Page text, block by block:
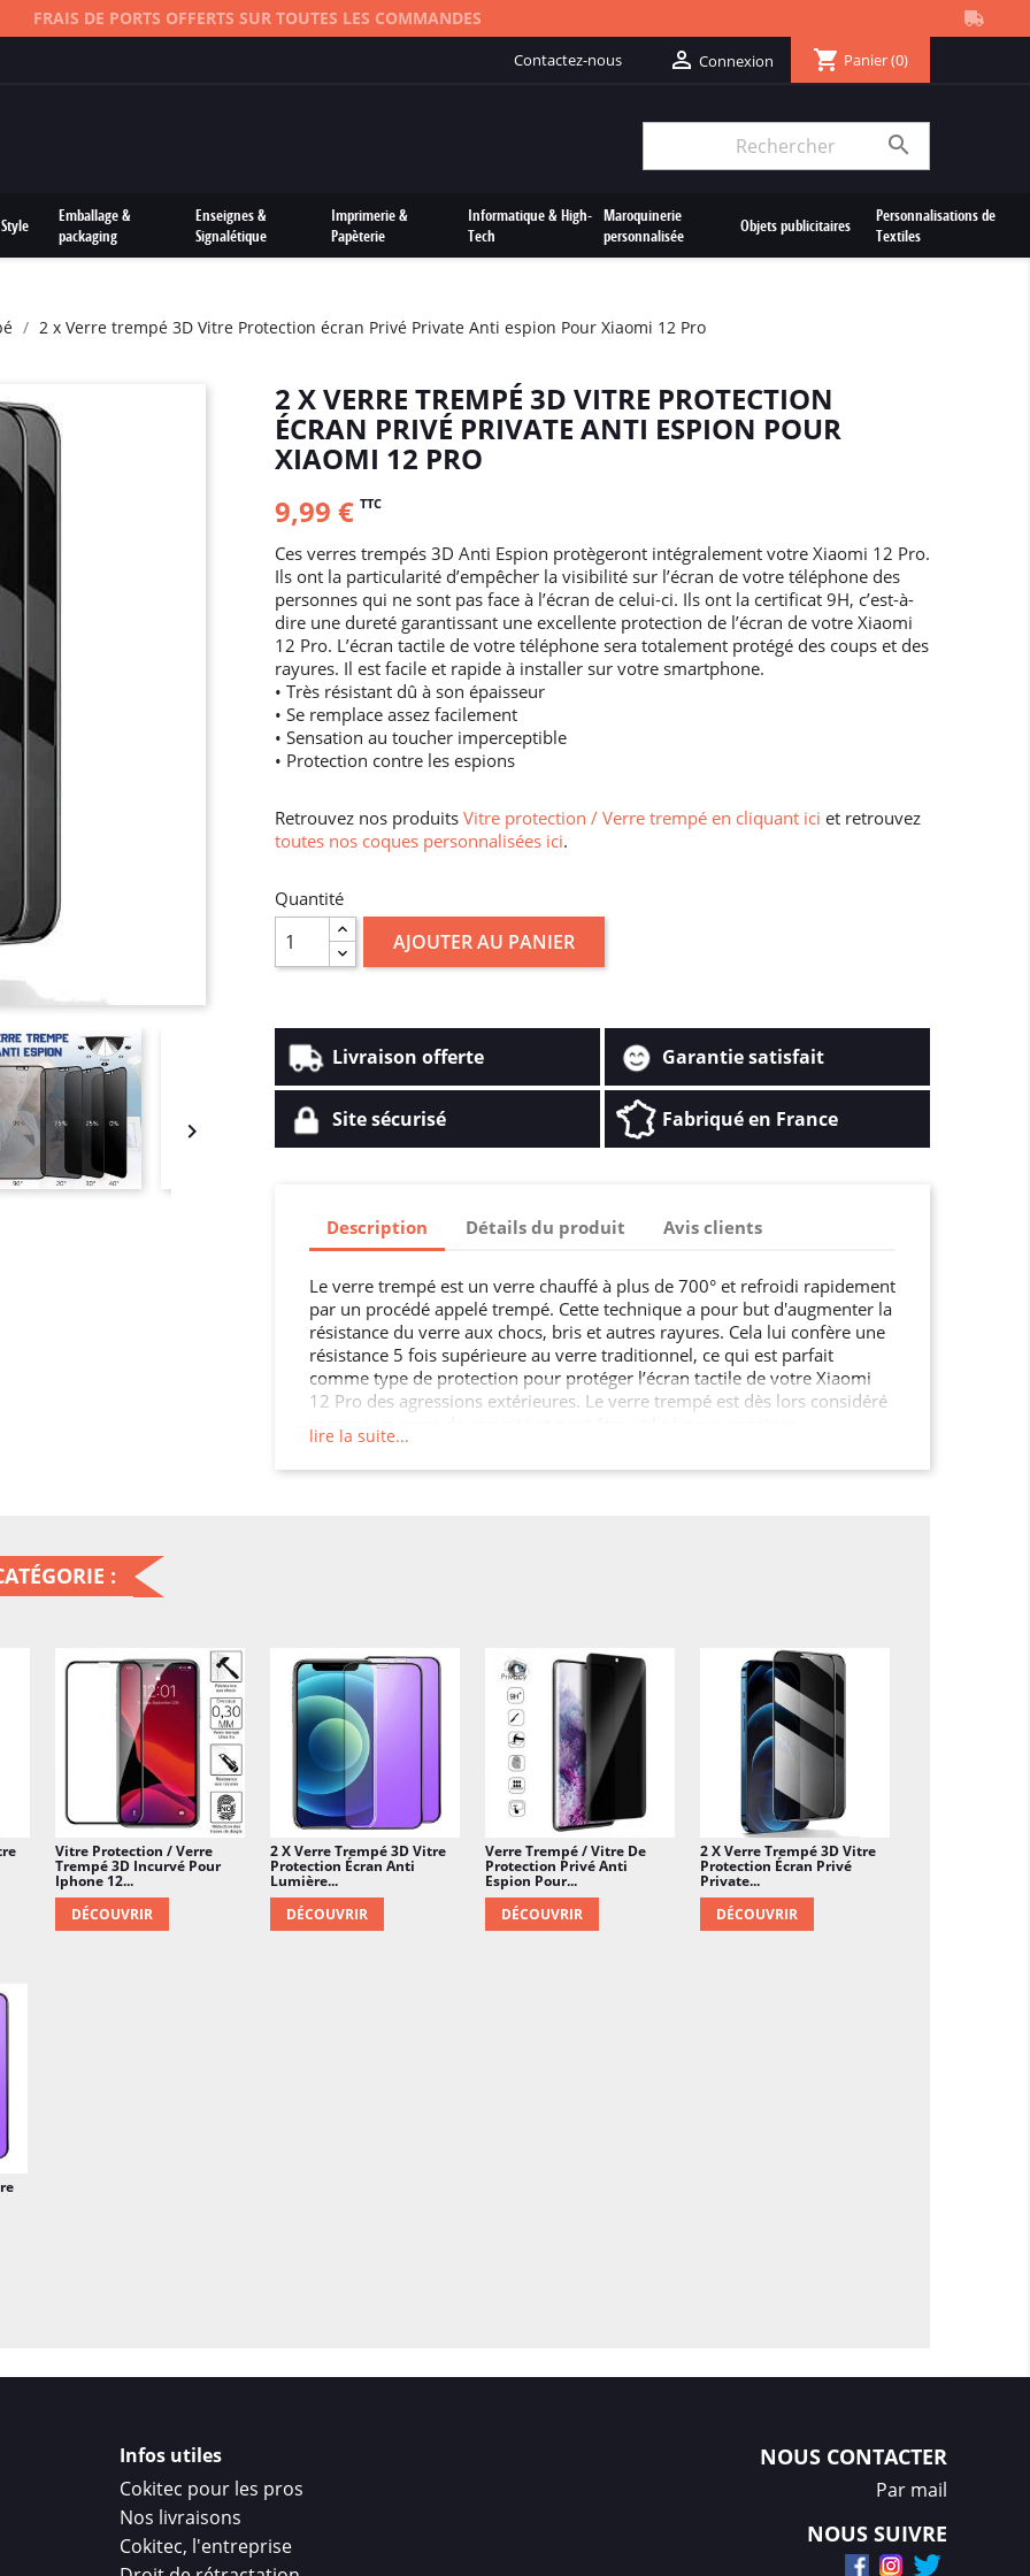
FRAIS DE PORTS OFFERTS SUR TOUTES LES COMMANDES
Contactez-nous  Connexion shopping_cart Panier(0)

Emballage &
packaging
Enseignes &
Signalétique
Imprimerie &
Papèterie
Informatique & High-
Tech
Maroquinerie
personnalisée
Objets publicitaires
Personnalisations de
Textiles
2 x Verre trempé 3D Vitre Protection écran Privé Private Anti espion Pour Xiaomi 12 Pro

2 X VERRE TREMPÉ 3D VITRE PROTECTION
ÉCRAN PRIVÉ PRIVATE ANTI ESPION POUR
XIAOMI 12 PRO
9,99 € TTC
Ces verres trempés 3D Anti Espion protègeront intégralement votre Xiaomi 12 Pro.
Ils ont la particularité d’empêcher la visibilité sur l’écran de votre téléphone des
personnes qui ne sont pas face à l’écran de celui-ci. Ils ont la certificat 9H, c’est-à-
dire une dureté garantissant une excellente protection de l’écran de votre Xiaomi
12 Pro. L’écran tactile de votre téléphone sera totalement protégé des coups et des
rayures. Il est facile et rapide à installer sur votre smartphone.
• Très résistant dû à son épaisseur
• Se remplace assez facilement
• Sensation au toucher imperceptible
• Protection contre les espions
Retrouvez nos produits Vitre protection / Verre trempé en cliquant ici et retrouvez
toutes nos coques personnalisées ici.
Quantité
AJOUTER AU PANIER
Livraison offerte Garantie satisfait
Site sécurisé Fabriqué en France
Description Détails du produit Avis clients
Le verre trempé est un verre chauffé à plus de 700° et refroidi rapidement
par un procédé appelé trempé. Cette technique a pour but d'augmenter la
résistance du verre aux chocs, bris et autres rayures. Cela lui confère une
résistance 5 fois supérieure au verre traditionnel, ce qui est parfait
comme type de protection pour protéger l’écran tactile de votre Xiaomi
12 Pro des agressions extérieures. Le verre trempé est dès lors considéré
applications comme pour un écran de smartphone, une paroi de douche,
une cloison, une crédence de cuisine, ou encore le mobilier urbain, les
lire la suite...
:
Vitre Protection / Verre
Trempé 3D Incurvé Pour
Iphone 12...
DÉCOUVRIR
2 X Verre Trempé 3D Vitre
Protection Écran Anti
Lumière...
DÉCOUVRIR
Verre Trempé / Vitre De
Protection Privé Anti
Espion Pour...
DÉCOUVRIR
2 X Verre Trempé 3D Vitre
Protection Écran Privé
Private...
DÉCOUVRIR
Infos utiles
Cokitec pour les pros
Nos livraisons
Cokitec, l'entreprise
NOUS CONTACTER
Par mail
NOUS SUIVRE